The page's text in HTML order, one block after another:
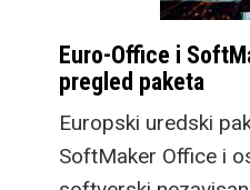
Euro-Office i
pregled paketa
Europski uredski
SoftMaker Office i